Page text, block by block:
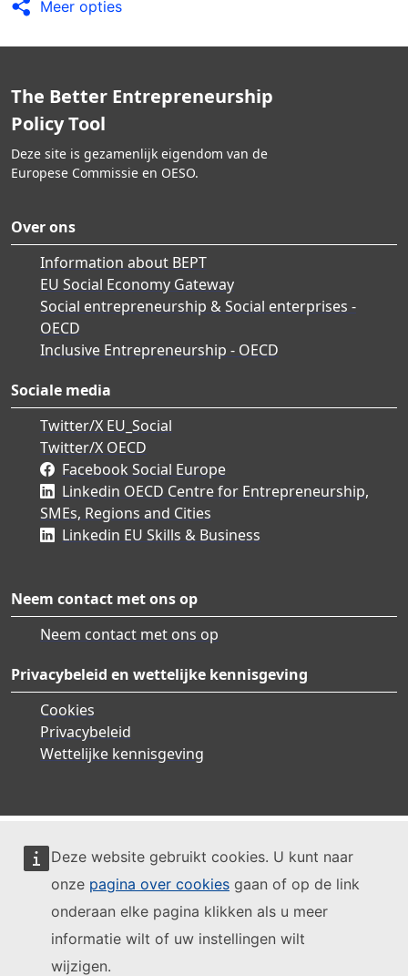
Deze website gebruikt cookies. U kunt naar
onze pagina over cookies gaan of op de link
onderaan elke pagina klikken als u meer
informatie wilt of uw instellingen wilt
wijzigen.
Meer opties
The Better Entrepreneurship
Policy Tool
Deze site is gezamenlijk eigendom van de
Europese Commissie en OESO.
Over ons
Information about BEPT
EU Social Economy Gateway
Social entrepreneurship & Social enterprises -
OECD
Inclusive Entrepreneurship - OECD
Sociale media
Twitter/X EU_Social
Twitter/X OECD
Facebook Social Europe
Linkedin OECD Centre for Entrepreneurship,
SMEs, Regions and Cities
Linkedin EU Skills & Business
Neem contact met ons op
Neem contact met ons op
Privacybeleid en wettelijke kennisgeving
Cookies
Privacybeleid
Wettelijke kennisgeving